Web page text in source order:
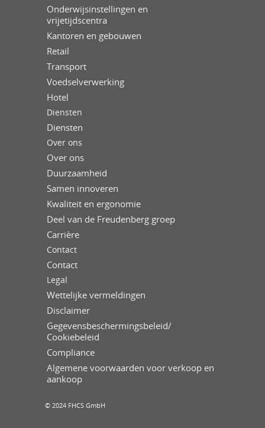
Onderwijsinstellingen en
vrijetijdscentra
Kantoren en gebouwen
Retail
Transport
Voedselverwerking
Hotel
Diensten
Diensten
Over ons
Over ons
Duurzaamheid
Samen innoveren
Kwaliteit en ergonomie
Deel van de Freudenberg groep
Carrière
Contact
Contact
Legal
Wettelijke vermeldingen
Disclaimer
Gegevensbeschermingsbeleid/
Cookiebeleid
Compliance
Algemene voorwaarden voor verkoop en
aankoop
© 2024 FHCS GmbH